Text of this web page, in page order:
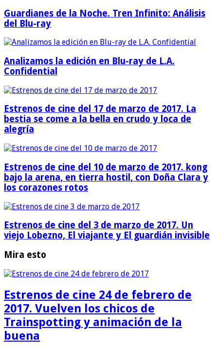
Guardianes de la Noche. Tren Infinito: Análisis
del Blu-ray
Analizamos la edición en Blu-ray de L.A.
Confidential
Estrenos de cine del 17 de marzo de 2017. La
bestia se come a la bella en crudo y loca de
alegría
Estrenos de cine del 10 de marzo de 2017. kong
bajo la arena, en tierra hostil, con Doña Clara y
los corazones rotos
Estrenos de cine del 3 de marzo de 2017. Un
viejo Lobezno, El viajante y El guardián invisible
Mira esto
Estrenos de cine 24 de febrero de
2017. Vuelven los chicos de
Trainspotting y animación de la
buena